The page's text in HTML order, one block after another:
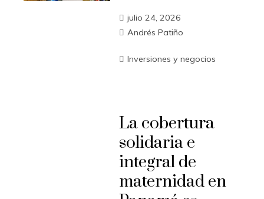
julio 24, 2026
Andrés Patiño
Inversiones y negocios
La cobertura
solidaria e
integral de
maternidad en